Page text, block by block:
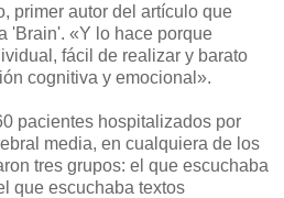
primer autor del artículo que
'Brain'. «Y lo hace porque
fácil de realizar y barato
cognitiva y emocional».
pacientes hospitalizados por
media, en cualquiera de los
tres grupos: el que escuchaba
que escuchaba textos